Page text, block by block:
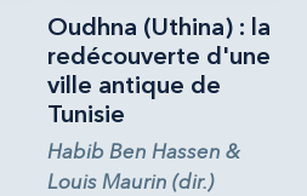
Oudhna (Uthina) : la
redécouverte d'une
ville antique de
Tunisie
Habib Ben Hassen &
Louis Maurin (dir.)